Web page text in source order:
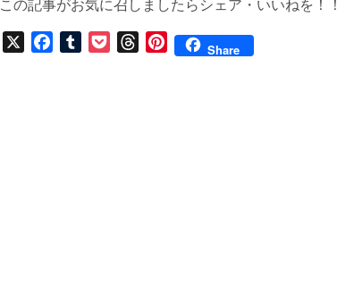
この記事がお気に召しましたらシェア・いいねを！！
X
P
Share